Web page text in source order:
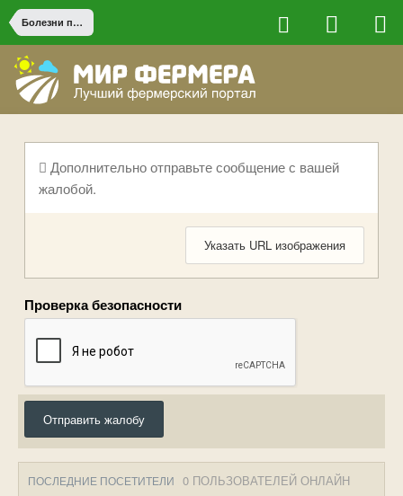
Болезни птицы
Дополнительно отправьте сообщение с вашей
жалобой.
Указать URL изображения
Проверка безопасности
Отправить жалобу
ПОСЛЕДНИЕ ПОСЕТИТЕЛИ 0 ПОЛЬЗОВАТЕЛЕЙ ОНЛАЙН